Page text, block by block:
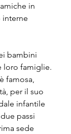
in
interne
bambini
loro famiglie.
famosa,
per il suo
infantile
passi
sede